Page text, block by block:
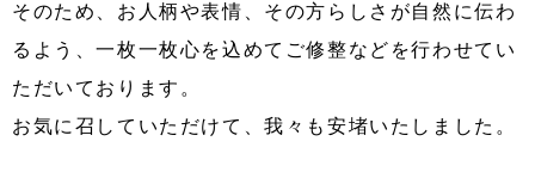
そのため、お人柄や表情、その方らしさが自然に伝わ
るよう、一枚一枚心を込めてご修整などを行わせてい
ただいております。
お気に召していただけて、我々も安堵いたしました。